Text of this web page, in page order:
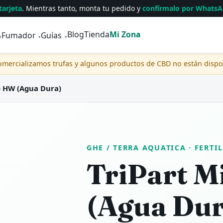
. Mientras tanto, monta tu pedido y confírmalo por
Fumador ▾Guías ▾BlogTiendaMi Zona
trufas y algunos productos de CBD no están
(Agua Dura)
GHE / TERRA AQUATICA ·
TriPart
(Agua